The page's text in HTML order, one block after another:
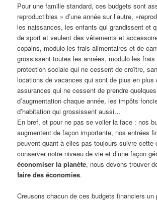
Pour une famille standard, ces budgets sont
reproductibles » d’une année sur l’autre,
les naissances, les enfants qui grandissent et
de sport et veulent des vêtements et
copains, modulo les frais alimentaires et de
grossissent toutes les années, modulo les
protection sociale qui ne cessent de croître,
locations de vacances qui sont de plus en plus
assurances qui ne cessent de prendre
d’augmentation chaque année, les impôts
d’habitation qui grossissent aussi…
En bref, et pour ne pas se voiler la face : nos
augmentent de façon importante, nos entrées
peuvent quant à elles pas toujours suivre cette
conserver notre niveau de vie et d’une façon
économiser la planète, nous devons trouver
faire des économies.
Creusons chacun de ces budgets financiers un